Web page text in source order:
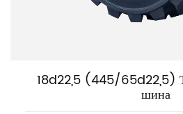
18d22,5 (445/65d22,5)
шина